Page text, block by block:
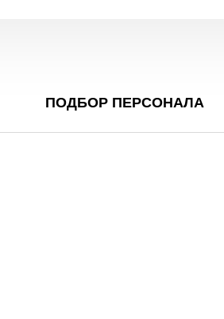
ПОДБОР ПЕРСОНАЛА